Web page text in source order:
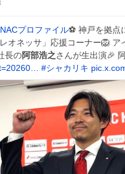
プロファイル⚽️ 神戸を拠点
オネッサ」応援コーナー🦁
長の阿部浩之さんが生出演🎉
#シャカリキ